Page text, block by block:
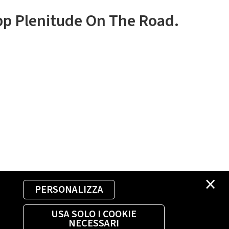
×
PERSONALIZZA
USA SOLO I COOKIE
NECESSARI
Plenitude On The Road.